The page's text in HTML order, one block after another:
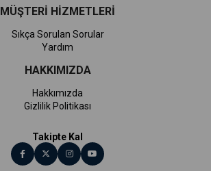
MÜŞTERİ HİZMETLERİ
Sıkça Sorulan Sorular
Yardım
HAKKIMIZDA
Hakkımızda
Gizlilik Politikası
Takipte Kal